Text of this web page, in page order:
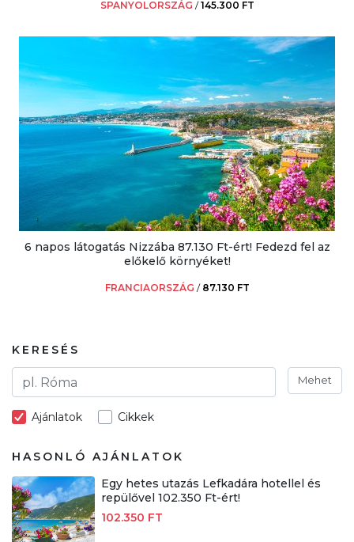
SPANYOLORSZÁG /145.300 FT
6 napos látogatás Nizzába 87.130 Ft-ért! Fedezd fel az
előkelő környéket!
FRANCIAORSZÁG / 87.130 FT
KERESÉS
Mehet
Ajánlatok Cikkek
HASONLÓ AJÁNLATOK
Egy hetes utazás Lefkadára hotellel és
repülővel 102.350 Ft-ért!
102.350 FT